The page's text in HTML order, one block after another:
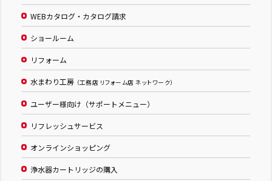
WEBカタログ・カタログ請求
ショールーム
リフォーム
水まわり工房 （工務店 リフォーム店 ネットワーク）
ユーザー様向け（サポートメニュー）
リフレッシュサービス
オンラインショッピング
浄水器カートリッジの購入